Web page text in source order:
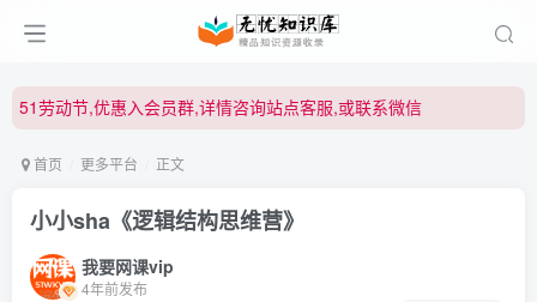
51劳动节,优惠入会员群,详情咨询站点客服,或联系微信
51劳动节,优惠入会员群,详情咨询站点客服,或联系微信
首页 更多平台 正文
小小sha《逻辑结构思维营》
我要网课vip
4年前发布